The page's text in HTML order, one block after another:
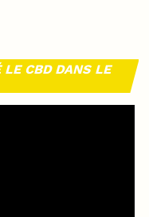
LE CBD DANS LE